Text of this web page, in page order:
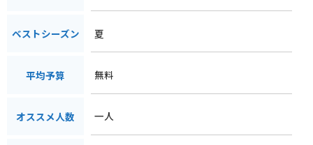
ベストシーズン 夏
平均予算 無料
オススメ人数 一人